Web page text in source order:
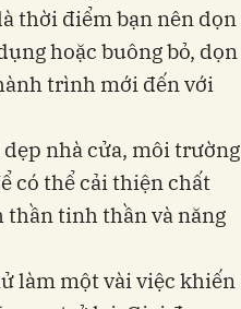
thời điểm bạn nên dọn
hoặc buông bỏ, dọn
trình mới đến với
dẹp nhà cửa, môi trường
có thể cải thiện chất
thần tinh thần và năng
làm một vài việc khiến